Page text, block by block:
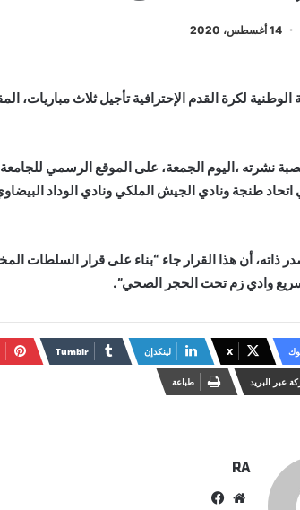
14 أغسطس، 2020
نشرته ،اليوم الجمعة، على الموقع الرسمي للجامعة
اتحاد طنجة ونادي الجيش الملكي ونادي الوداد
ذاته، أن هذا القرار جاء “بناء على قرار السلطات
سريع وادي زم تحت الحجر الصحي”.
X لينكدإن
عبر البريد طباعة
RA
موقع